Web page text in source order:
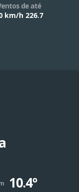
de até
km/h 226.7
10.4º